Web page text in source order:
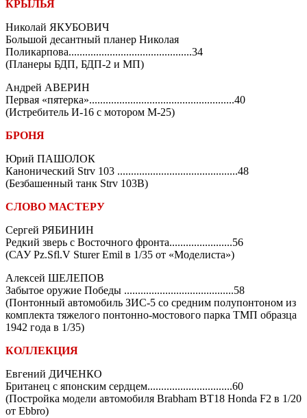
КРЫЛЬЯ
Николай ЯКУБОВИЧ
Большой десантный планер Николая
Поликарпова.............................................34
(Планеры БДП, БДП-2 и МП)
Андрей АВЕРИН
Первая «пятерка».....................................................40
(Истребитель И-16 с мотором М-25)
БРОНЯ
Юрий ПАШОЛОК
Канонический Strv 103 ............................................48
(Безбашенный танк Strv 103B)
СЛОВО МАСТЕРУ
Сергей РЯБИНИН
Редкий зверь с Восточного фронта.......................56
(САУ Pz.Sfl.V Sturer Emil в 1/35 от «Моделиста»)
Алексей ШЕЛЕПОВ
Забытое оружие Победы ........................................58
(Понтонный автомобиль ЗИС-5 со средним полупонтоном из
комплекта тяжелого понтонно-мостового парка ТМП образца
1942 года в 1/35)
КОЛЛЕКЦИЯ
Евгений ДИЧЕНКО
Британец с японским сердцем...............................60
(Постройка модели автомобиля Brabham BT18 Honda F2 в 1/20
от Ebbro)